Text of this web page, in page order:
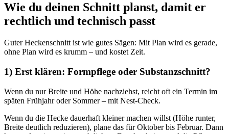
Wie du deinen Schnitt planst, damit er
rechtlich und technisch passt
Guter Heckenschnitt ist wie gutes Sägen: Mit Plan wird es gerade,
ohne Plan wird es krumm – und kostet Zeit.
1) Erst klären: Formpflege oder Substanzschnitt?
Wenn du nur Breite und Höhe nachziehst, reicht oft ein Termin im
späten Frühjahr oder Sommer – mit Nest-Check.
Wenn du die Hecke dauerhaft kleiner machen willst (Höhe runter,
Breite deutlich reduzieren), plane das für Oktober bis Februar. Dann